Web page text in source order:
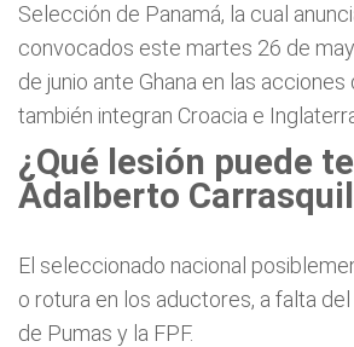
Selección de Panamá, la cual
convocados este martes 26 de
de junio ante Ghana en las
también integran Croacia e
¿Qué lesión puede
Adalberto
El seleccionado nacional
o rotura en los aductores, a falta
de Pumas y la FPF.